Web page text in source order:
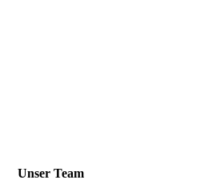
Unser Team